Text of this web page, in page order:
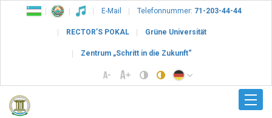
E-Mail Telefonnummer: 71-203-44-44
RECTOR’S POKAL Grüne Universität
Zentrum „Schritt in die Zukunft“